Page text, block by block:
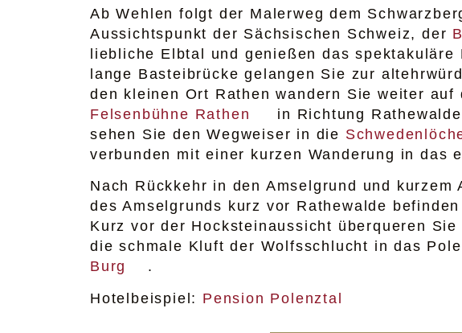
Ab Wehlen folgt der Malerweg dem
Aussichtspunkt der Sächsischen Schweiz, der
liebliche Elbtal und genießen das
lange Basteibrücke gelangen Sie zur
den kleinen Ort Rathen wandern Sie weiter
Felsenbühne Rathen
in Richtung
sehen Sie den Wegweiser in die
verbunden mit einer kurzen Wanderung in das
Nach Rückkehr in den Amselgrund und
des Amselgrunds kurz vor Rathewalde
Kurz vor der Hocksteinaussicht überqueren
die schmale Kluft der Wolfsschlucht in das
Burg
.
Hotelbeispiel: Pension Polenztal